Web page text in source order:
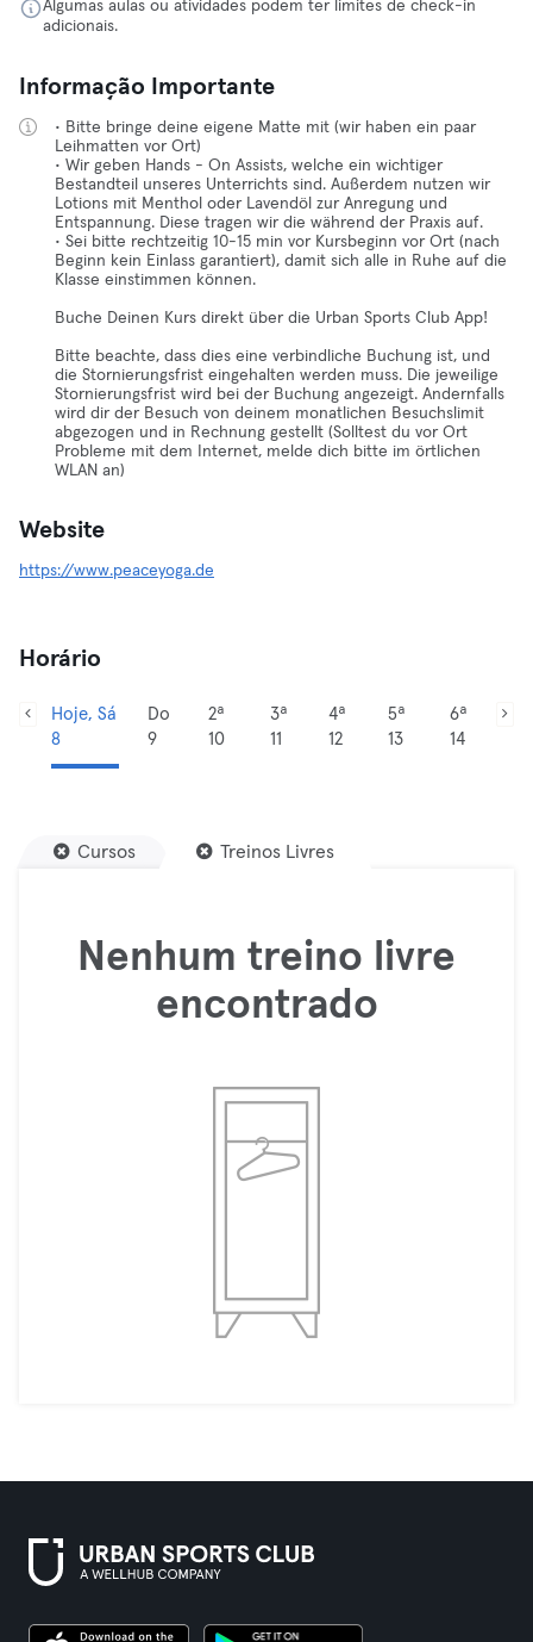
Algumas aulas ou atividades podem ter limites de check-in
adicionais.
Informação Importante
• Bitte bringe deine eigene Matte mit (wir haben ein paar
Leihmatten vor Ort)
• Wir geben Hands - On Assists, welche ein wichtiger
Bestandteil unseres Unterrichts sind. Außerdem nutzen wir
Lotions mit Menthol oder Lavendöl zur Anregung und
Entspannung. Diese tragen wir die während der Praxis auf.
• Sei bitte rechtzeitig 10-15 min vor Kursbeginn vor Ort (nach
Beginn kein Einlass garantiert), damit sich alle in Ruhe auf die
Klasse einstimmen können.
Buche Deinen Kurs direkt über die Urban Sports Club App!
Bitte beachte, dass dies eine verbindliche Buchung ist, und
die Stornierungsfrist eingehalten werden muss. Die jeweilige
Stornierungsfrist wird bei der Buchung angezeigt. Andernfalls
wird dir der Besuch von deinem monatlichen Besuchslimit
abgezogen und in Rechnung gestellt (Solltest du vor Ort
Probleme mit dem Internet, melde dich bitte im örtlichen
WLAN an)
Website
https://www.peaceyoga.de
Horário
Hoje, Sá
8
Do
9
2ª
10
3ª
11
4ª
12
5ª
13
6ª
14
Cursos Treinos Livres
Nenhum treino livre
encontrado